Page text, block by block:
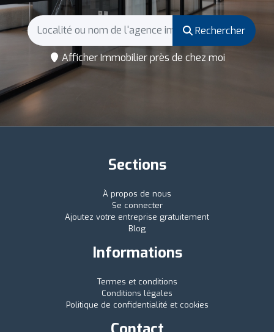
Rechercher
Afficher Immobilier près de chez moi
Sections
À propos de nous
Se connecter
Ajoutez votre entreprise gratuitement
Blog
Informations
Termes et conditions
Conditions légales
Politique de confidentialité et cookies